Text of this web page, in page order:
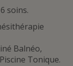
soins.
Balnéo,
Tonique.